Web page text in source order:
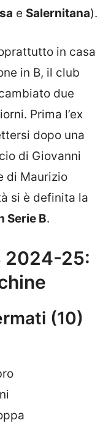
e Salernitana).
in casa
in B, il club
due
Prima l’ex
dopo una
di Giovanni
di Maurizio
si è definita la
Serie B.
2024-25:
(10)